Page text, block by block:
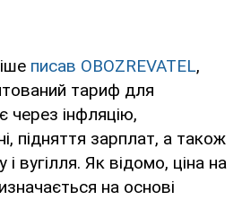
писав OBOZREVATEL,
тариф для
через інфляцію,
підняття зарплат, а також
вугілля. Як відомо, ціна на
на основі